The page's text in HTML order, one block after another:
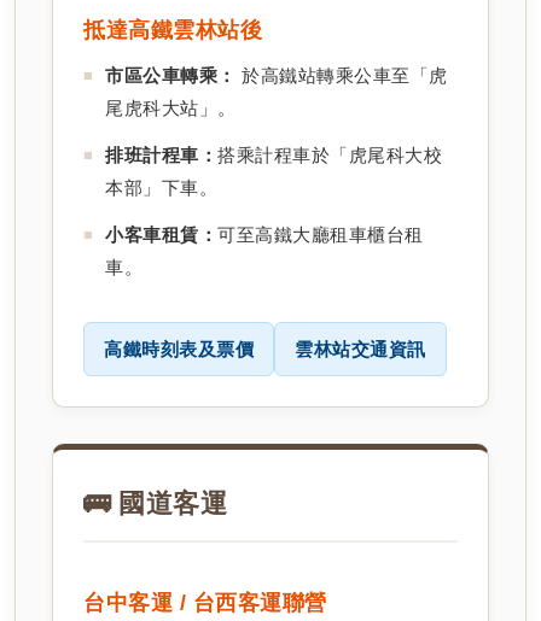
抵達高鐵雲林站後
市區公車轉乘：
於高鐵站轉乘公車至「虎
尾虎科大站」。
排班計程車： 搭乘計程車於「虎尾科大校
本部」下車。
小客車租賃： 可至高鐵大廳租車櫃台租
車。
高鐵時刻表及票價 雲林站交通資訊
🚌 國道客運
台中客運 / 台西客運聯營